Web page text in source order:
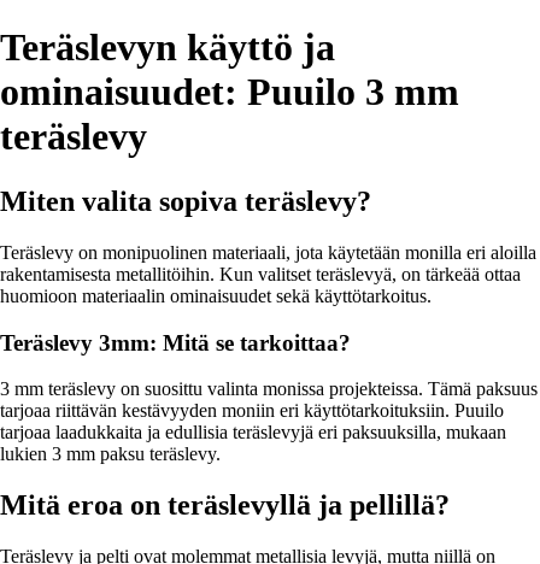
Teräslevyn käyttö ja
ominaisuudet: Puuilo 3 mm
teräslevy
Miten valita sopiva teräslevy?
Teräslevy on monipuolinen materiaali, jota käytetään monilla eri aloilla
rakentamisesta metallitöihin. Kun valitset teräslevyä, on tärkeää ottaa
huomioon materiaalin ominaisuudet sekä käyttötarkoitus.
Teräslevy 3mm: Mitä se tarkoittaa?
3 mm teräslevy on suosittu valinta monissa projekteissa. Tämä paksuus
tarjoaa riittävän kestävyyden moniin eri käyttötarkoituksiin. Puuilo
tarjoaa laadukkaita ja edullisia teräslevyjä eri paksuuksilla, mukaan
lukien 3 mm paksu teräslevy.
Mitä eroa on teräslevyllä ja pellillä?
Teräslevy ja pelti ovat molemmat metallisia levyjä, mutta niillä on